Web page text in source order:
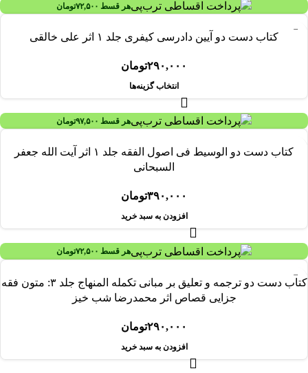
هر قسط ۷۲,۵۰۰تومان
کتاب دست دو آیین دادرسی کیفری جلد ۱ اثر علی خالقی
۲۹۰,۰۰۰تومان
انتخاب گزینه‌ها
هر قسط ۹۷,۵۰۰تومان
کتاب دست دو الوسیط فی اصول الفقه جلد ۱ اثر آیت الله جعفر
السبحانی
۳۹۰,۰۰۰تومان
افزودن به سبد خرید
هر قسط ۷۲,۵۰۰تومان
کتاب دست دو ترجمه و تعلیق بر مبانی تکمله المنهاج جلد ۳: متون فقه
جزایی قصاص اثر محمدرضا شب خیز
۲۹۰,۰۰۰تومان
افزودن به سبد خرید